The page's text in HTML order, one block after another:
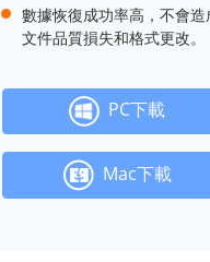
數據恢復成功率高，不會造
文件品質損失和格式更改。
PC下載
Mac下載